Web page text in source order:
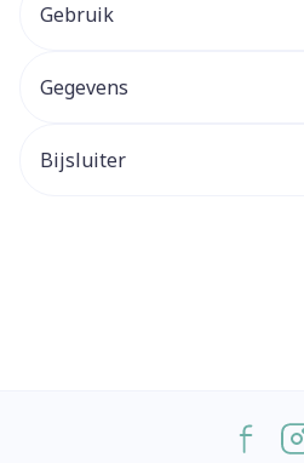
Gebruik
Gegevens
Bijsluiter